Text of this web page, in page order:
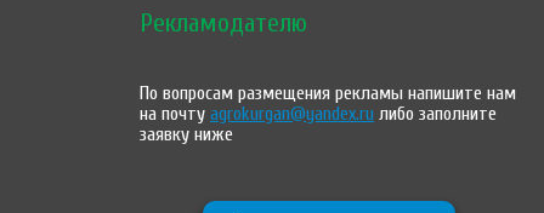
Рекламодателю
По вопросам размещения рекламы напишите нам
на почтуagrokurgan@yandex.ru либо заполните
заявку ниже